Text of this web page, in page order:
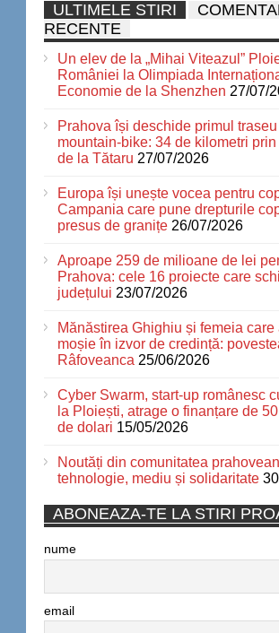
ULTIMELE STIRI
RECENTE
Un elev de la „Mihai Viteazul”
României la Olimpiada
Economie de la Shenzhen 27/07/
Prahova își deschide primul
mountain-bike: 34 de kilometri
de la Tătaru 27/07/2026
Europa își unește vocea pentru
Campania care pune drepturile
presus de granițe 26/07/2026
Aproape 259 de milioane de lei
Prahova: cele 16 proiecte care
județului 23/07/2026
Mănăstirea Ghighiu și femeia care
moșie în izvor de credință:
Râfoveanca 25/06/2026
Cyber Swarm, start-up românesc
la Ploiești, atrage o finanțare de
de dolari 15/05/2026
Noutăți din comunitatea
tehnologie, mediu și solidaritate
ABONEAZA-TE LA STIRI
nume
email